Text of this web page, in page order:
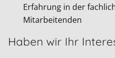
Erfahrung in der
Mitarbeitenden
Haben wir Ihr